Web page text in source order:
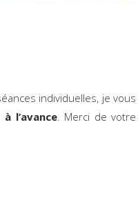
individuelles, je vous
à l’avance. Merci de votre